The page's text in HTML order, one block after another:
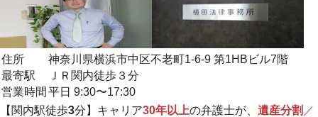
住所
神奈川県横浜市中区不老町1-6-9 第1HBビル7階
最寄駅
ＪＲ関内徒歩３分
営業時間 平日 9:30〜17:30
【関内駅徒歩3分】キャリア30年以上の弁護士が、 遺産分割 ／